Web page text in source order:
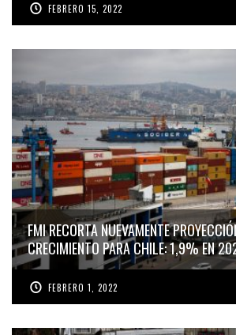
FEBRERO 15, 2022
FMI RECORTA NUEVAMENTE
CRECIMIENTO PARA CHILE: 1,9% EN
FEBRERO 1, 2022